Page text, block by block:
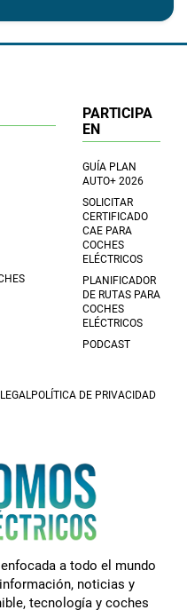
PARTICIPA
EN
GUÍA PLAN
AUTO+ 2026
SOLICITAR
CERTIFICADO
CAE PARA
COCHES
ELÉCTRICOS
PLANIFICADOR
DE RUTAS PARA
COCHES
ELÉCTRICOS
PODCAST
POLÍTICA DE PRIVACIDAD
a todo el mundo
noticias y
tecnología y coches